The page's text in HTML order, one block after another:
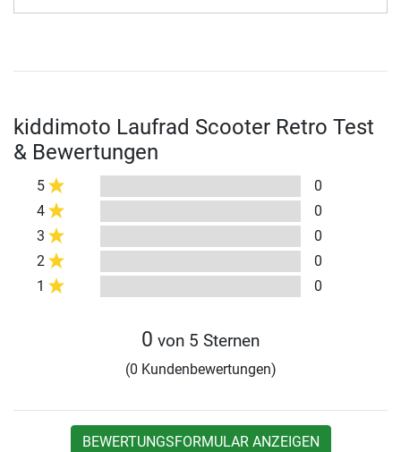
kiddimoto Laufrad Scooter Retro Test
& Bewertungen
5
0
4
0
3
0
2
0
1
0
0 von 5 Sternen
(0 Kundenbewertungen)
BEWERTUNGSFORMULAR ANZEIGEN